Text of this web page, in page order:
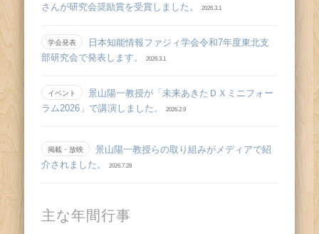
さんが研究会奨励賞を受賞しました。
2026.3.1
学会発表
日本知能情報ファジィ学会令和7年度東北支
部研究会で発表します。
2026.3.1
イベント
景山陽一教授が「未来あきたＤＸミニフォー
ラム2026」で講演しました。
2026.2.9
掲載・放映
景山陽一教授らの取り組みがメディアで紹
介されました。
2026.7.28
主な年間行事